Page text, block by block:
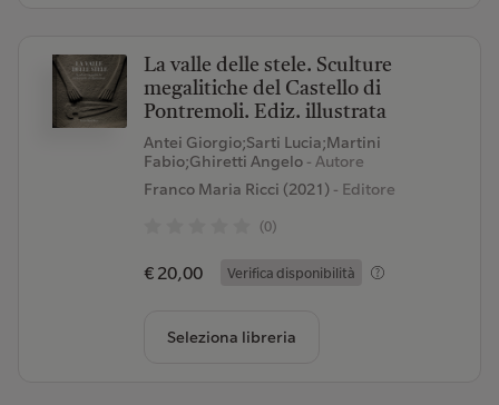
La valle delle stele. Sculture
megalitiche del Castello di
Pontremoli. Ediz. illustrata
Antei Giorgio;Sarti Lucia;Martini
Fabio;Ghiretti Angelo - Autore
Franco Maria Ricci (2021)- Editore
(0)
€ 20,00 Verifica disponibilità
Seleziona libreria